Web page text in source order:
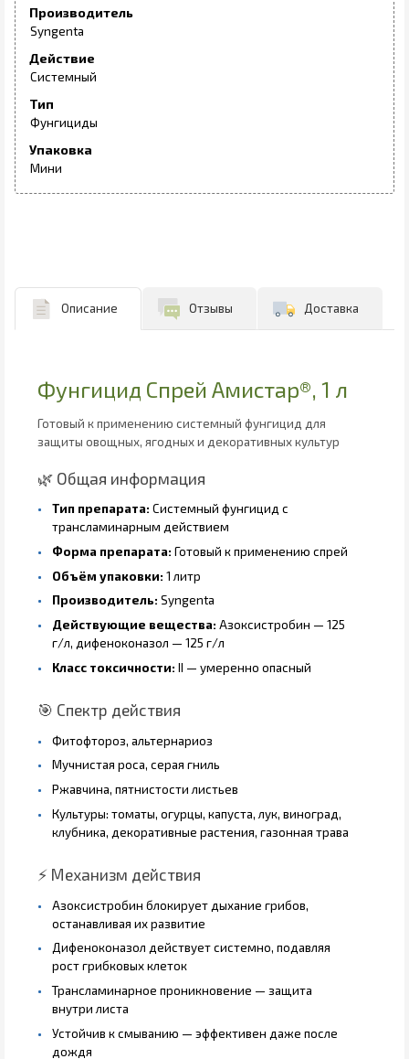
Производитель
Syngenta
Действие
Системный
Тип
Фунгициды
Упаковка
Мини
Описание Отзывы Доставка
Фунгицид Спрей Амистар®, 1 л
Готовый к применению системный фунгицид для
защиты овощных, ягодных и декоративных культур
🌿 Общая информация
Тип препарата: Системный фунгицид с
трансламинарным действием
Форма препарата: Готовый к применению спрей
Объём упаковки: 1 литр
Производитель: Syngenta
Действующие вещества: Азоксистробин — 125
г/л, дифеноконазол — 125 г/л
Класс токсичности: II — умеренно опасный
🎯 Спектр действия
Фитофтороз, альтернариоз
Мучнистая роса, серая гниль
Ржавчина, пятнистости листьев
Культуры: томаты, огурцы, капуста, лук, виноград,
клубника, декоративные растения, газонная трава
⚡ Механизм действия
Азоксистробин блокирует дыхание грибов,
останавливая их развитие
Дифеноконазол действует системно, подавляя
рост грибковых клеток
Трансламинарное проникновение — защита
внутри листа
Устойчив к смыванию — эффективен даже после
дождя